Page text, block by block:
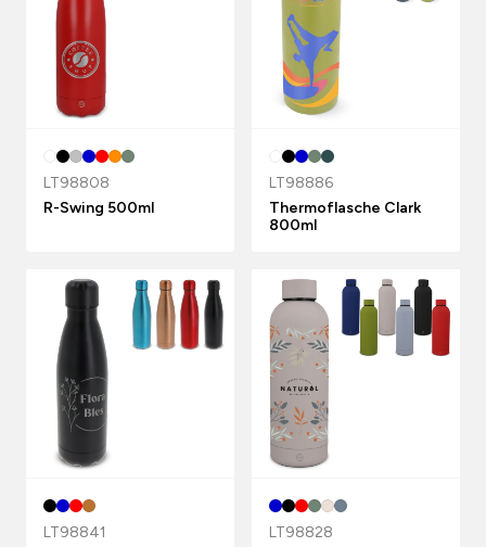
LT98808
R-Swing 500ml
LT98886
Thermoflasche Clark
800ml
LT98841
LT98828